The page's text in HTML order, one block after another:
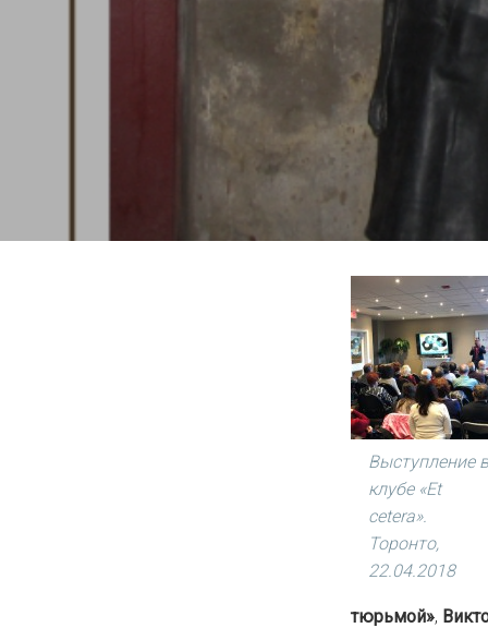
Выступление в
клубе «Et
cetera».
Торонто,
22.04.2018
тюрьмой»,